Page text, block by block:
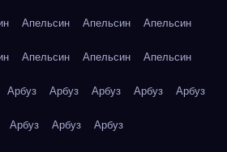
Апельсин Апельсин Апельсин
Апельсин Апельсин Апельсин
Арбуз Арбуз Арбуз Арбуз Арбуз
Арбуз Арбуз Арбуз